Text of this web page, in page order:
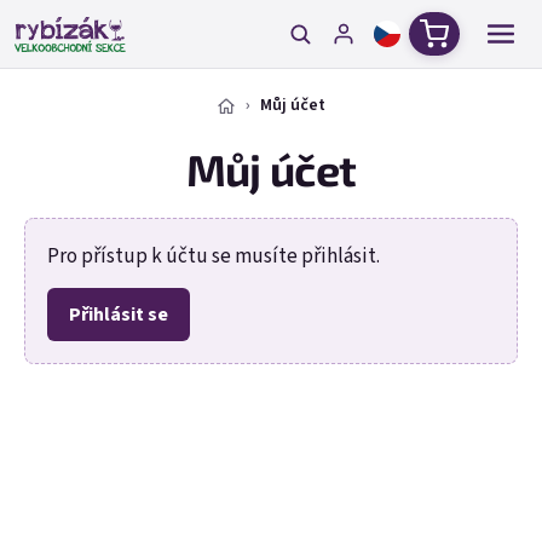
Přejít na obsah
Nákupní
Můj účet
Můj účet
Pro přístup k účtu se musíte přihlásit.
Přihlásit se